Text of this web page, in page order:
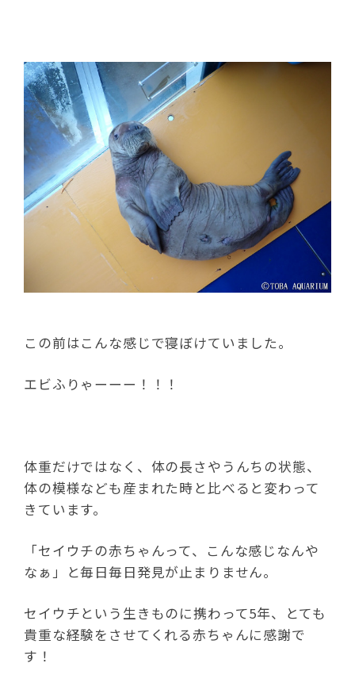
この前はこんな感じで寝ぼけていました。
エビふりゃーーー！！！
体重だけではなく、体の長さやうんちの状態、
体の模様なども産まれた時と比べると変わって
きています。
「セイウチの赤ちゃんって、こんな感じなんや
なぁ」と毎日毎日発見が止まりません。
セイウチという生きものに携わって5年、とても
貴重な経験をさせてくれる赤ちゃんに感謝で
す！